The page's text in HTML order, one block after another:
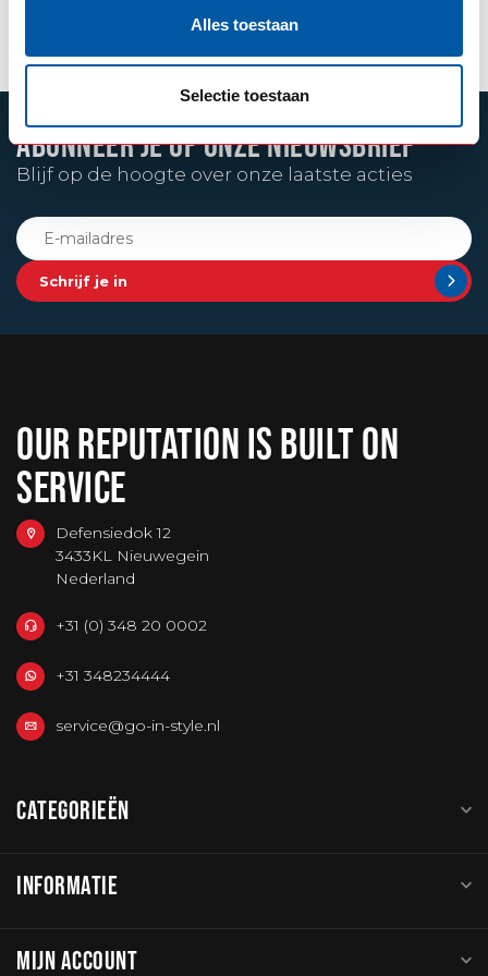
Alles toestaan
Selectie toestaan
ABONNEER JE OP ONZE NIEUWSBRIEF
Blijf op de hoogte over onze laatste acties
Schrijf je in
OUR REPUTATION IS BUILT ON
SERVICE
Defensiedok 12
3433KL Nieuwegein
Nederland
+31 (0) 348 20 0002
+31 348234444
service@go-in-style.nl
CATEGORIEËN
INFORMATIE
MIJN ACCOUNT